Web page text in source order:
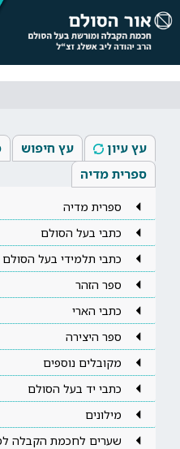
עץ עיון עץ חיפוש
ספרית מדיה
ספרית מדיה
כתבי בעל הסולם
כתבי תלמידי בעל הסולם
ספר הזהר
כתבי הארי
ספר היצירה
מקובלים נוספים
כתבי יד בעל הסולם
מילונים
שערים לחכמת הקבלה